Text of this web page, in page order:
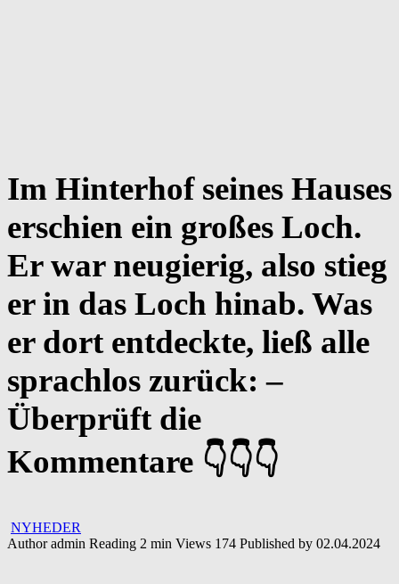
Im Hinterhof seines Hauses
erschien ein großes Loch.
Er war neugierig, also stieg
er in das Loch hinab. Was
er dort entdeckte, ließ alle
sprachlos zurück: –
Überprüft die
Kommentare 👇👇👇
NYHEDER
Author admin Reading 2 min Views 174 Published by 02.04.2024